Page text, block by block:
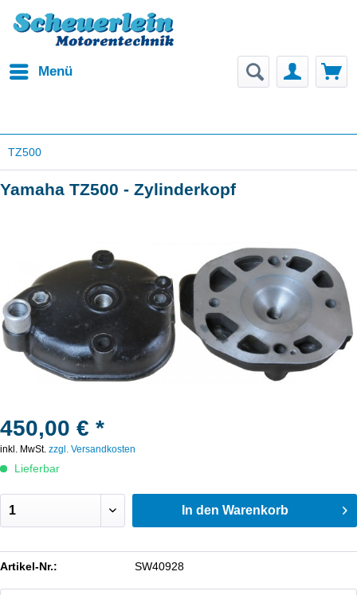
Menü
TZ500
Yamaha TZ500 - Zylinderkopf
450,00 € *
inkl. MwSt. zzgl. Versandkosten
Lieferbar
In den Warenkorb
Artikel-Nr.: SW40928